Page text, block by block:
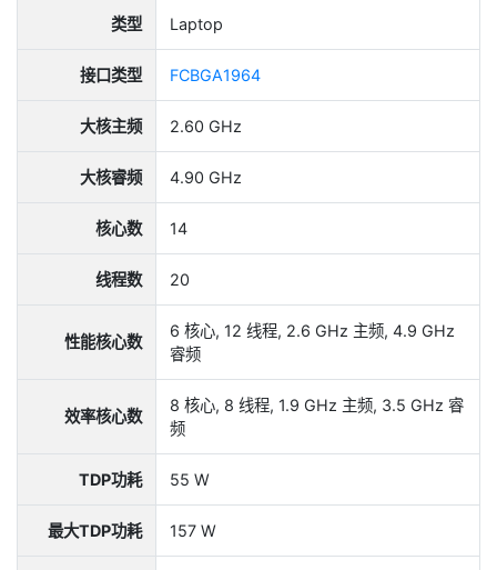
类型 Laptop
接口类型 FCBGA1964
大核主频 2.60 GHz
大核睿频 4.90 GHz
核心数 14
线程数 20
性能核心数
6 核心, 12 线程, 2.6 GHz 主频, 4.9 GHz
睿频
效率核心数
8 核心, 8 线程, 1.9 GHz 主频, 3.5 GHz 睿
频
TDP功耗 55 W
最大TDP功耗 157 W